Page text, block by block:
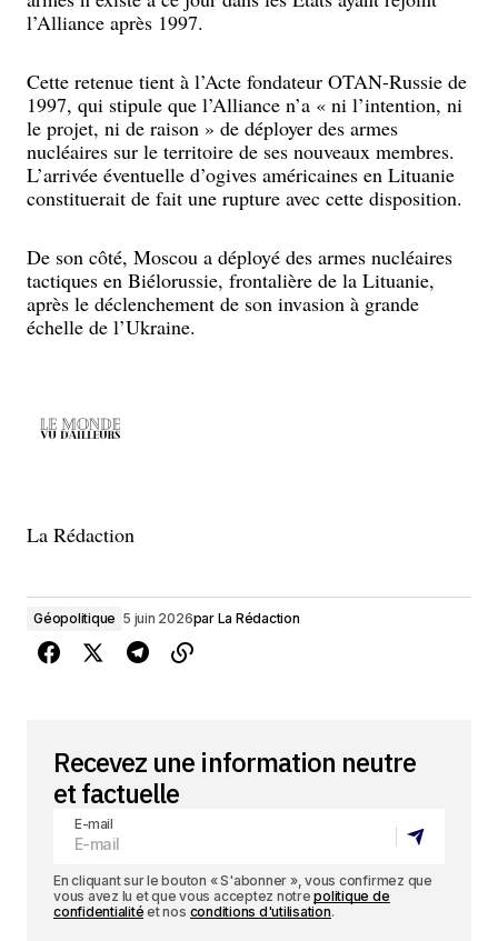
l’Alliance après 1997.
Cette retenue tient à l’Acte fondateur OTAN-Russie de
1997, qui stipule que l’Alliance n’a « ni l’intention, ni
le projet, ni de raison » de déployer des armes
nucléaires sur le territoire de ses nouveaux membres.
L’arrivée éventuelle d’ogives américaines en Lituanie
constituerait de fait une rupture avec cette disposition.
De son côté, Moscou a déployé des armes nucléaires
tactiques en Biélorussie, frontalière de la Lituanie,
après le déclenchement de son invasion à grande
échelle de l’Ukraine.
La Rédaction
Géopolitique 5 juin 2026par La Rédaction
Recevez une information neutre
et factuelle
E-mail
En cliquant sur le bouton « S'abonner », vous confirmez que
vous avez lu et que vous acceptez notrepolitique de
confidentialité et nos conditions d'utilisation.